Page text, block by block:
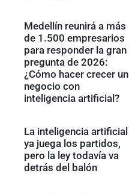
Medellín reunirá a más
de 1.500 empresarios
para responder la gran
pregunta de 2026:
¿Cómo hacer crecer un
negocio con
inteligencia artificial?
La inteligencia artificial
ya juega los partidos,
pero la ley todavía va
detrás del balón